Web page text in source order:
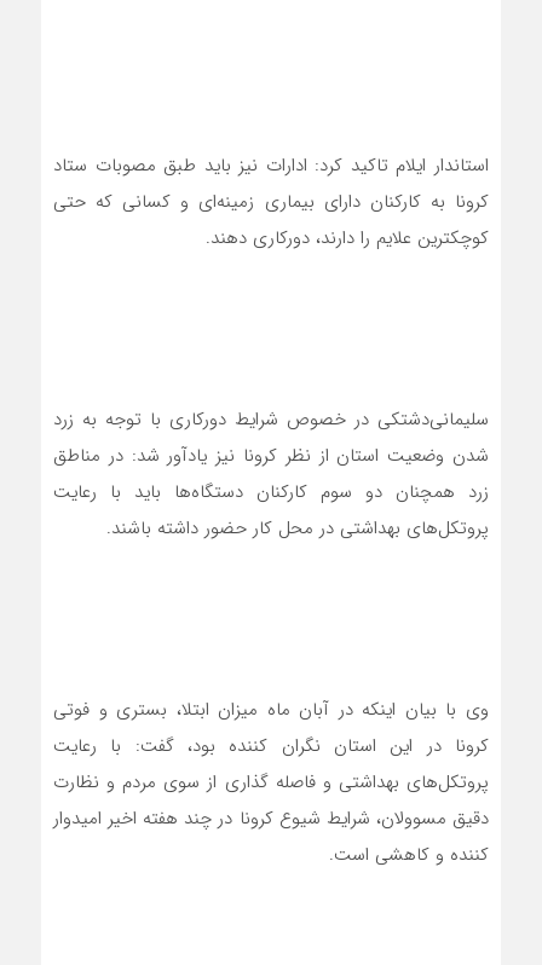
استاندار ایلام تاکید کرد: ادارات نیز باید طبق مصوبات ستاد
کرونا به کارکنان دارای بیماری زمینه‌ای و کسانی که حتی
کوچکترین علایم را دارند، دورکاری دهند.
سلیمانی‌دشتکی در خصوص شرایط دورکاری با توجه به زرد
شدن وضعیت استان از نظر کرونا نیز یادآور شد: در مناطق
زرد همچنان دو سوم کارکنان دستگاه‌ها باید با رعایت
پروتکل‌های بهداشتی در محل کار حضور داشته باشند.
وی با بیان اینکه در آبان ماه میزان ابتلا، بستری و فوتی
کرونا در این استان نگران کننده بود، گفت: با رعایت
پروتکل‌های بهداشتی و فاصله گذاری از سوی مردم و نظارت
دقیق مسوولان، شرایط شیوع کرونا در چند هفته اخیر امیدوار
کننده و کاهشی است.